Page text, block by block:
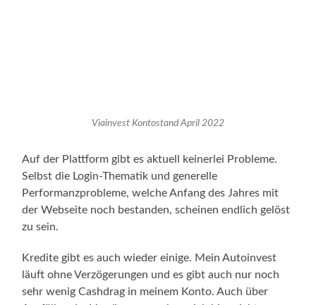
Viainvest Kontostand April 2022
Auf der Plattform gibt es aktuell keinerlei Probleme.
Selbst die Login-Thematik und generelle
Performanzprobleme, welche Anfang des Jahres mit
der Webseite noch bestanden, scheinen endlich gelöst
zu sein.
Kredite gibt es auch wieder einige. Mein Autoinvest
läuft ohne Verzögerungen und es gibt auch nur noch
sehr wenig Cashdrag in meinem Konto. Auch über